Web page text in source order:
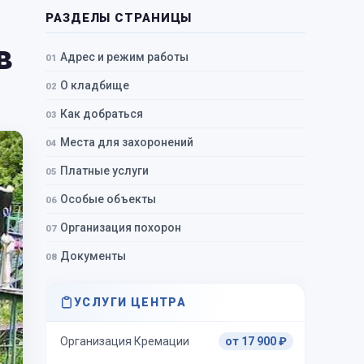
РАЗДЕЛЫ СТРАНИЦЫ
Адрес и режим работы
О кладбище
Как добраться
Места для захоронений
Платные услуги
Особые объекты
Организация похорон
Документы
УСЛУГИ ЦЕНТРА
Организация Кремации от 17 900 ₽